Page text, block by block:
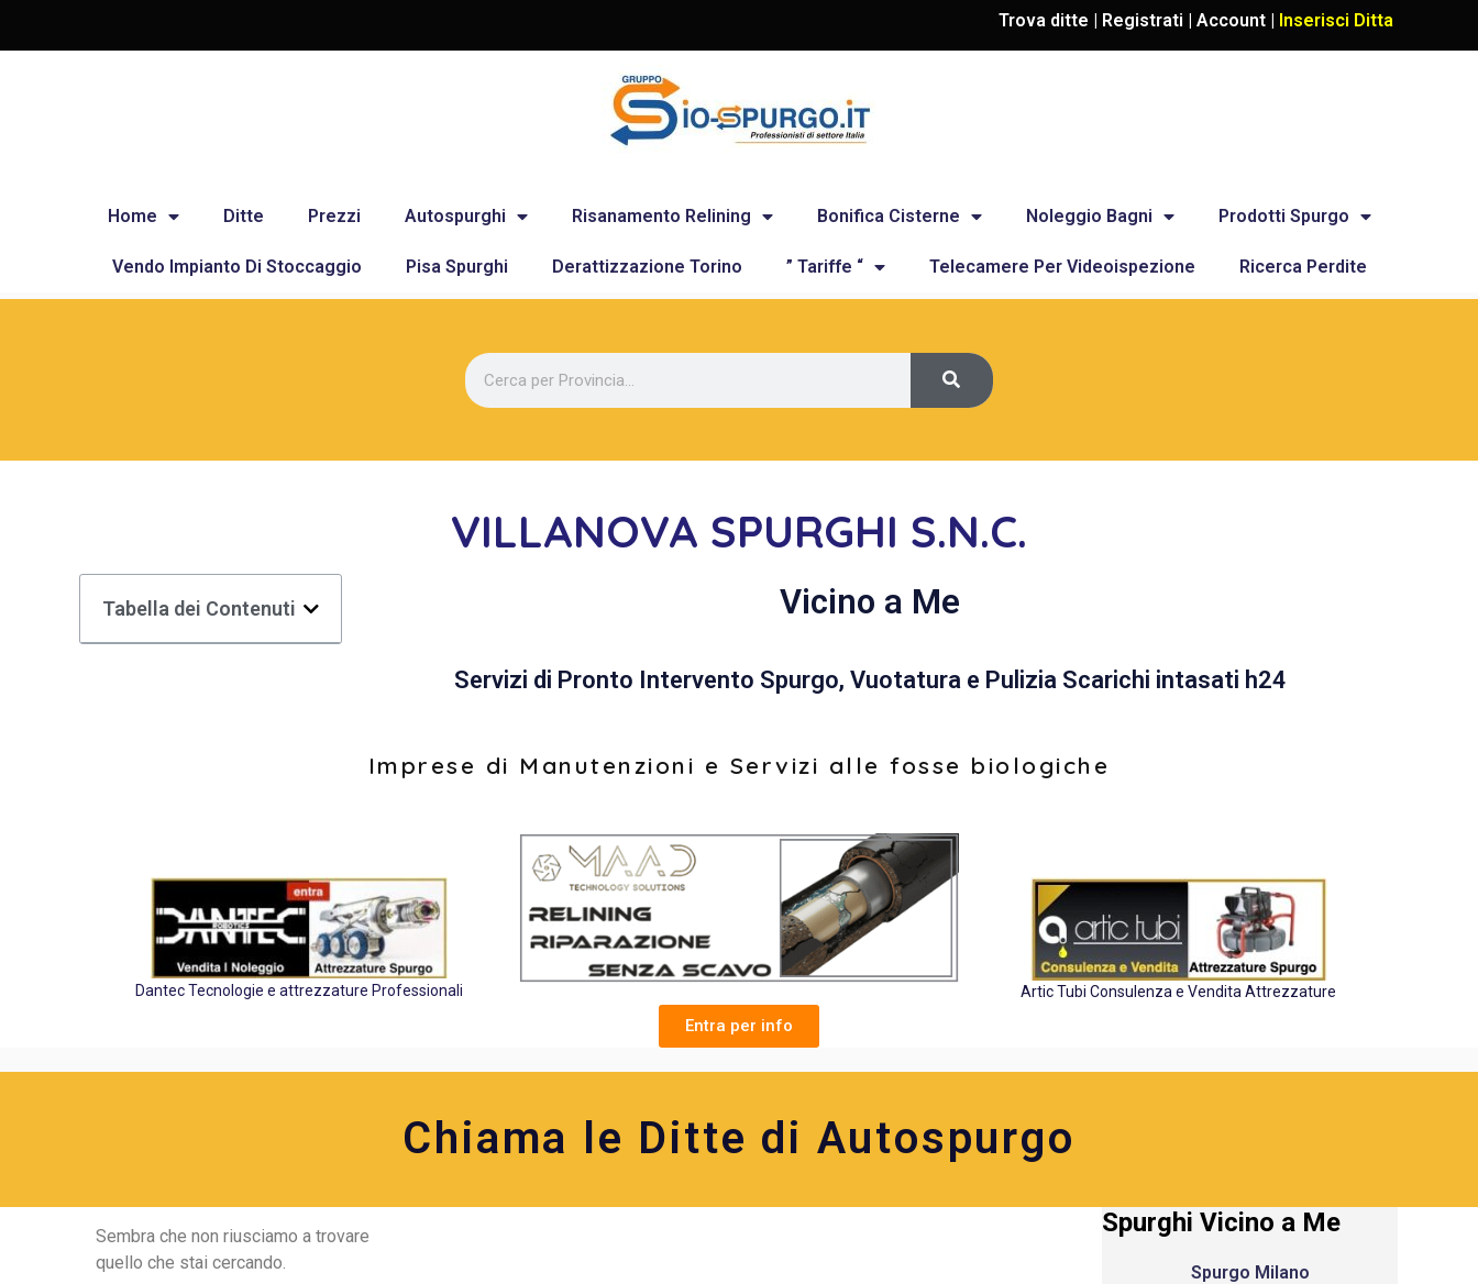
Trova ditte | Registrati | Account | Inserisci Ditta
Home Ditte Prezzi Autospurghi Risanamento Relining Bonifica Cisterne Noleggio Bagni Prodotti Spurgo
Vendo Impianto Di Stoccaggio Pisa Spurghi Derattizzazione Torino ” Tariffe “ Telecamere Per Videoispezione Ricerca Perdite
VILLANOVA SPURGHI S.N.C.
Tabella dei Contenuti Vicino a Me
Servizi di Pronto Intervento Spurgo, Vuotatura e Pulizia Scarichi intasati h24
Imprese di Manutenzioni e Servizi alle fosse biologiche
Dantec Tecnologie e attrezzature Professionali
Entra per info
Artic Tubi Consulenza e Vendita Attrezzature
Chiama le Ditte di Autospurgo
Sembra che non riusciamo a trovare
quello che stai cercando.
Spurghi Vicino a Me
Spurgo Milano